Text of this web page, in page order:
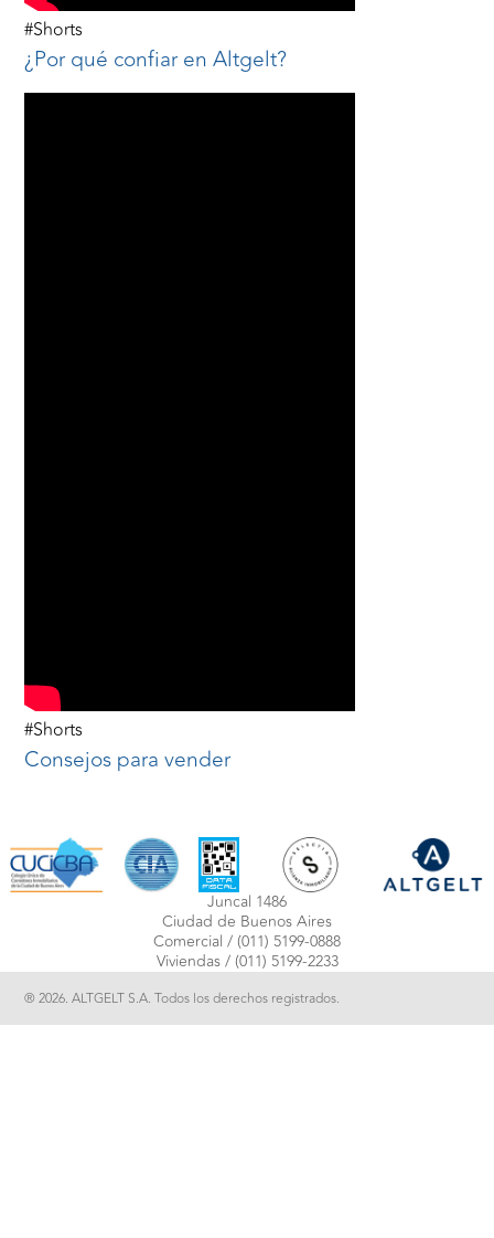
#Shorts
¿Por qué confiar en Altgelt?
#Shorts
Consejos para vender
Juncal 1486
Ciudad de Buenos Aires
Comercial /(011) 5199-0888
Viviendas /(011) 5199-2233
® 2026. ALTGELT S.A. Todos los derechos registrados.